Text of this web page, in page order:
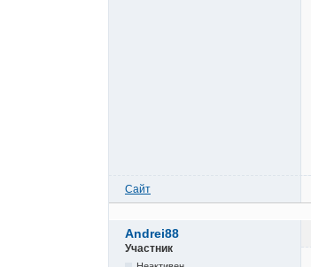
Сайт
Andrei88
Участник